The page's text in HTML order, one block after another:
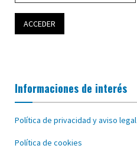
Informaciones de interés
Política de privacidad y aviso legal
Política de cookies